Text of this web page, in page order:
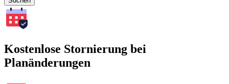
Kostenlose Stornierung bei
Planänderungen